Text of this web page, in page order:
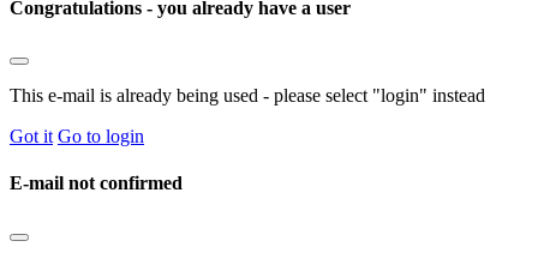
Congratulations - you already have a user
This e-mail is already being used - please select "login" instead
Got it Go to login
E-mail not confirmed